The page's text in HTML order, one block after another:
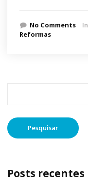
No Comments In
Reformas
Posts recentes